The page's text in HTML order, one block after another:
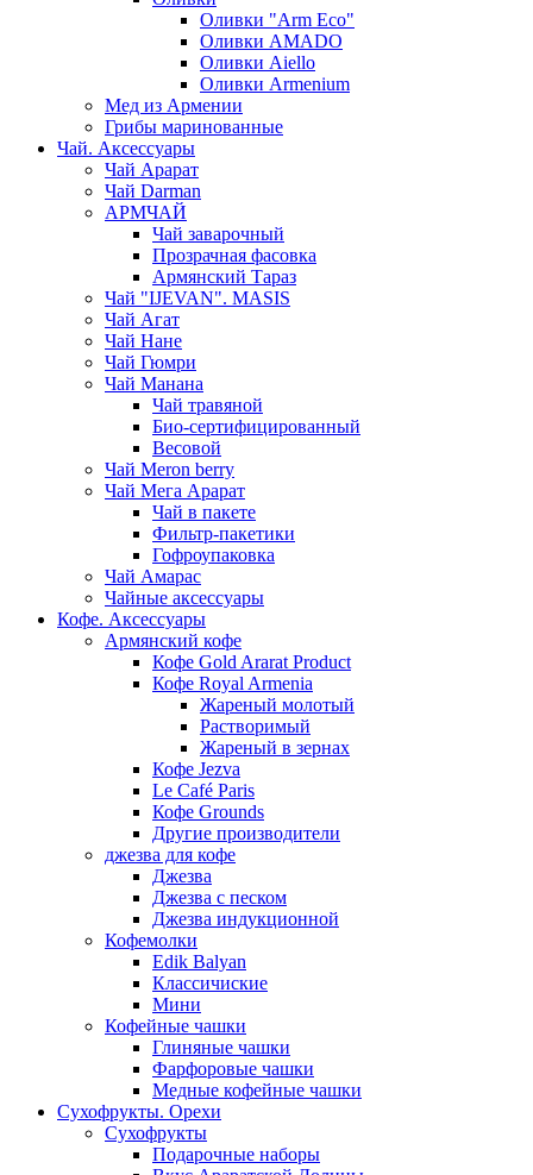
Оливки "Arm Eco"
Оливки AMADO
Оливки Aiello
Оливки Armenium
Мед из Армении
Грибы маринованные
Чай. Аксессуары
Чай Арарат
Чай Darman
АРМЧАЙ
Чай заварочный
Прозрачная фасовка
Армянский Тараз
Чай "IJEVAN". MASIS
Чай Агат
Чай Нане
Чай Гюмри
Чай Манана
Чай травяной
Био-сертифицированный
Весовой
Чай Meron berry
Чай Мега Арарат
Чай в пакете
Фильтр-пакетики
Гофроупаковка
Чай Амарас
Чайные аксессуары
Кофе. Аксессуары
Армянский кофе
Кофе Gold Ararat Product
Кофе Royal Armenia
Жареный молотый
Растворимый
Жареный в зернах
Кофе Jezva
Le Café Paris
Кофе Grounds
Другие производители
джезва для кофе
Джезва
Джезва с песком
Джезва индукционной
Кофемолки
Edik Balyan
Классичиские
Мини
Кофейные чашки
Глиняные чашки
Фарфоровые чашки
Медные кофейные чашки
Сухофрукты. Орехи
Сухофрукты
Подарочные наборы